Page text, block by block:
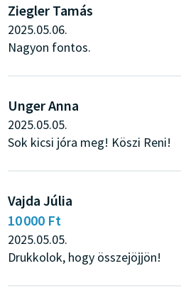
Ziegler Tamás
2025.05.06.
Nagyon fontos.
Unger Anna
2025.05.05.
Sok kicsi jóra meg! Köszi Reni!
Vajda Júlia
10 000 Ft
2025.05.05.
Drukkolok, hogy összejöjjön!